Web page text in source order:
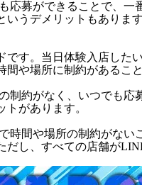
応募ができることで、一
うデメリットもありま
す。当日体験入店した
や場所に制約があること
制約がなく、いつでも応
があります。
時間や場所の制約がない
だし、すべての店舗が